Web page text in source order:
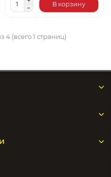
В корзину
4 (всего 1 страниц)